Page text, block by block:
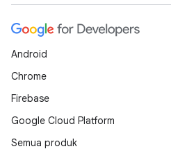
Android
Chrome
Firebase
Google Cloud Platform
Semua produk